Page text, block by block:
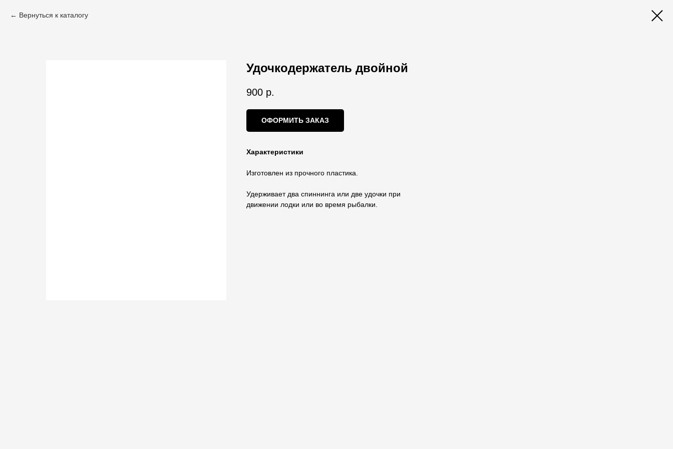
Вернуться к каталогу
Удочкодержатель двойной
900 р.
ОФОРМИТЬ ЗАКАЗ
Характеристики
Изготовлен из прочного пластика.
Удерживает два спиннинга или две удочки при
движении лодки или во время рыбалки.